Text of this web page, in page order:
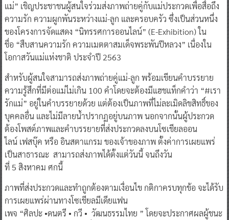
แม่” เชิญประชาชนผู้สนใจร่วมส่งภาพถ่ายคู่กับแม่ประกวดเพื่อสื่อถึง
ความรัก ความผูกพันระหว่างแม่-ลูก และครอบครัว ซึ่งเป็นส่วนหนึ่ง
ของโครงการจัดแสดง “นิทรรศการออนไลน์” (E-Exhibition) ใน
ชื่อ “สืบสานความรัก ความเมตตาสมเด็จพระพันปีหลวง” เนื่องใน
โอกาสวันแม่แห่งชาติ ประจำปี 2563
สำหรับผู้สนใจสามารถส่งภาพถ่ายคู่แม่-ลูก พร้อมเขียนคำบรรยาย
ความรู้สึกที่มีต่อแม่ไม่เกิน 100 คำโดยจะต้องมีแฮชแท็กคำว่า “#เรา
รักแม่” อยู่ในคำบรรยายด้วย แต่ต้องเป็นภาพที่ไม่ละเมิดลิขสิทธิ์ของ
บุคคลอื่น และไม่มีลายน้ำปรากฏอยู่บนภาพ นอกจากนั้นผู้ประกวด
ต้องโพสต์ภาพและคำบรรยายที่ส่งประกวดลงบนโซเชียลออน
ไลน์ เฟสบุ๊ค หรือ อินสตาแกรม ของเจ้าของภาพ ตั้งค่าการเผยแพร่
เป็นสาธารณะ สามารถส่งภาพได้ตั้งแต่วันนี้ จนถึงวัน
ที่ 5 สิงหาคม ศกนี้
ภาพที่ส่งประกวดและทำถูกต้องตามเงื่อนไข กติกาครบทุกข้อ จะได้รับ
การเผยแพร่ผ่านทางโซเชียลมีเดียแฟน
เพจ “ศิลปะ •ดนตรี • กวี • วัฒนธรรมไทย ” โดยจะประกาศผลผู้ชนะ